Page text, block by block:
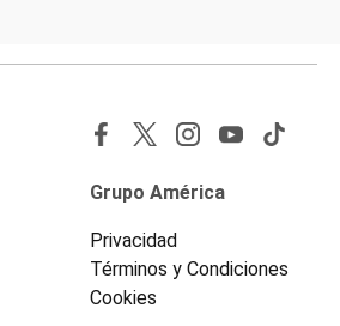
Grupo América
Privacidad
Términos y Condiciones
Cookies